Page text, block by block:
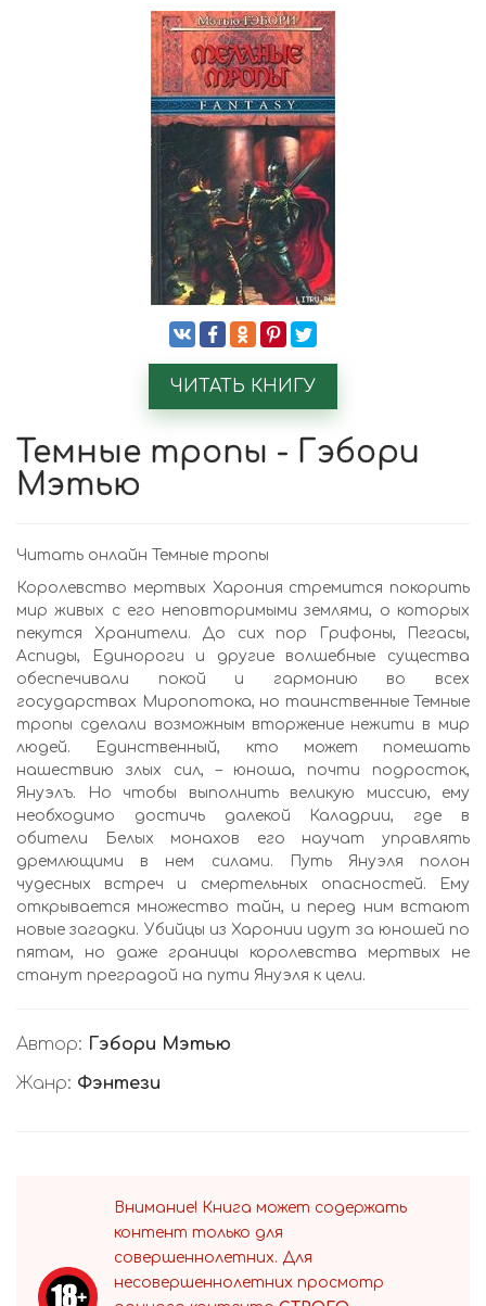
ЧИТАТЬ КНИГУ
Темные тропы - Гэбори
Мэтью
Читать онлайн Темные тропы
Королевство мертвых Харония стремится покорить
мир живых с его неповторимыми землями, о которых
пекутся Хранители. До сих пор Грифоны, Пегасы,
Аспиды, Единороги и другие волшебные существа
обеспечивали покой и гармонию во всех
государствах Миропотока, но таинственные Темные
тропы сделали возможным вторжение нежити в мир
людей. Единственный, кто может помешать
нашествию злых сил, – юноша, почти подросток,
Януэлъ. Но чтобы выполнить великую миссию, ему
необходимо достичь далекой Каладрии, где в
обители Белых монахов его научат управлять
дремлющими в нем силами. Путь Януэля полон
чудесных встреч и смертельных опасностей. Ему
открывается множество тайн, и перед ним встают
новые загадки. Убийцы из Харонии идут за юношей по
пятам, но даже границы королевства мертвых не
станут преградой на пути Януэля к цели.
Автор: Гэбори Мэтью
Жанр: Фэнтези
Внимание! Книга может содержать
контент только для
совершеннолетних. Для
несовершеннолетних просмотр